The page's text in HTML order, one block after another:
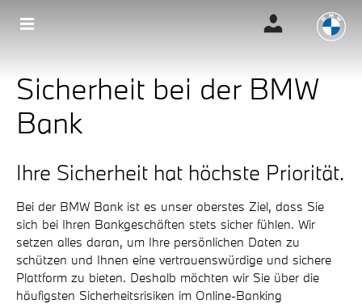
Sicherheit bei der BMW
Bank
Ihre Sicherheit hat höchste Priorität.
Bei der BMW Bank ist es unser oberstes Ziel, dass Sie
sich bei Ihren Bankgeschäften stets sicher fühlen. Wir
setzen alles daran, um Ihre persönlichen Daten zu
schützen und Ihnen eine vertrauenswürdige und sichere
Plattform zu bieten. Deshalb möchten wir Sie über die
häufigsten Sicherheitsrisiken im Online-Banking